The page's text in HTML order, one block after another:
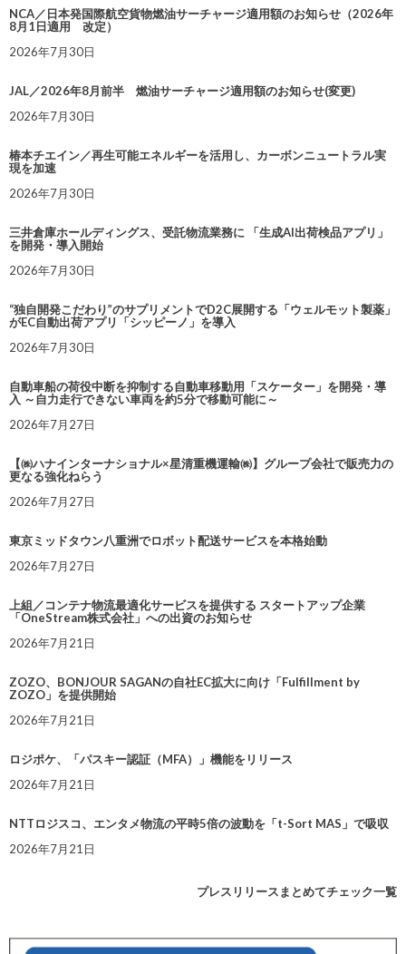
NCA／日本発国際航空貨物燃油サーチャージ適用額のお知らせ（2026年
8月1日適用 改定）
2026年7月30日
JAL／2026年8月前半 燃油サーチャージ適用額のお知らせ(変更)
2026年7月30日
椿本チエイン／再生可能エネルギーを活用し、カーボンニュートラル実
現を加速
2026年7月30日
三井倉庫ホールディングス、受託物流業務に 「生成AI出荷検品アプリ」
を開発・導入開始
2026年7月30日
“独自開発こだわり”のサプリメントでD2C展開する「ウェルモット製薬」
がEC自動出荷アプリ「シッピーノ」を導入
2026年7月30日
自動車船の荷役中断を抑制する自動車移動用「スケーター」を開発・導
入 ～自力走行できない車両を約5分で移動可能に～
2026年7月27日
【㈱ハナインターナショナル×星清重機運輸㈱】グループ会社で販売力の
更なる強化ねらう
2026年7月27日
東京ミッドタウン八重洲でロボット配送サービスを本格始動
2026年7月27日
上組／コンテナ物流最適化サービスを提供する スタートアップ企業
「OneStream株式会社」への出資のお知らせ
2026年7月21日
ZOZO、BONJOUR SAGANの自社EC拡大に向け「Fulfillment by
ZOZO」を提供開始
2026年7月21日
ロジポケ、「パスキー認証（MFA）」機能をリリース
2026年7月21日
NTTロジスコ、エンタメ物流の平時5倍の波動を「t-Sort MAS」で吸収
2026年7月21日
プレスリリースまとめてチェック一覧